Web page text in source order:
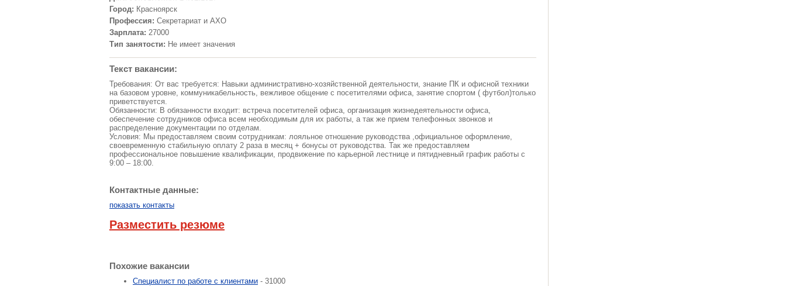
Город: Красноярск
Профессия: Секретариат и АХО
Зарплата: 27000
Тип занятости: Не имеет значения
Текст вакансии:
Требования: От вас требуется: Навыки административно-хозяйственной деятельности, знание ПК и офисной техники
на базовом уровне, коммуникабельность, вежливое общение с посетителями офиса, занятие спортом ( футбол)только
приветствуется.
Обязанности: В обязанности входит: встреча посетителей офиса, организация жизнедеятельности офиса,
обеспечение сотрудников офиса всем необходимым для их работы, а так же прием телефонных звонков и
распределение документации по отделам.
Условия: Мы предоставляем своим сотрудникам: лояльное отношение руководства ,официальное оформление,
своевременную стабильную оплату 2 раза в месяц + бонусы от руководства. Так же предоставляем
профессиональное повышение квалификации, продвижение по карьерной лестнице и пятидневный график работы с
9:00 – 18:00.
Контактные данные:
показать контакты
Разместить резюме
Похожие вакансии
Специалист по работе с клиентами - 31000